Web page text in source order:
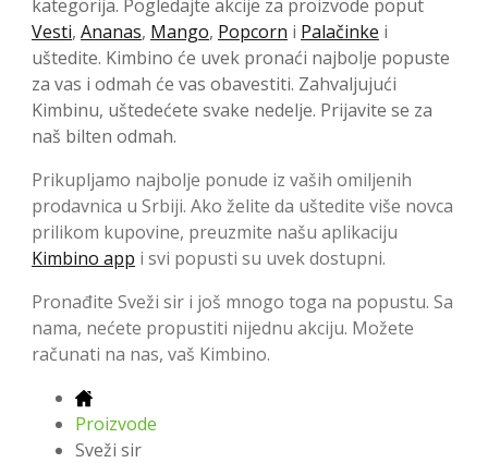
kategorija. Pogledajte akcije za proizvode poput
Vesti, Ananas, Mango, Popcorn i Palačinke i
uštedite. Kimbino će uvek pronaći najbolje popuste
za vas i odmah će vas obavestiti. Zahvaljujući
Kimbinu, uštedećete svake nedelje. Prijavite se za
naš bilten odmah.
Prikupljamo najbolje ponude iz vaših omiljenih
prodavnica u Srbiji. Ako želite da uštedite više novca
prilikom kupovine, preuzmite našu aplikaciju
Kimbino app i svi popusti su uvek dostupni.
Pronađite Sveži sir i još mnogo toga na popustu. Sa
nama, nećete propustiti nijednu akciju. Možete
računati na nas, vaš Kimbino.
Proizvode
Sveži sir